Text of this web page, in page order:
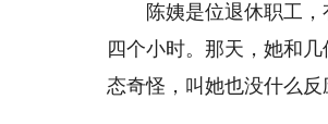
陈姨是位退休职工，
四个小时。那天，她和
态奇怪，叫她也没什么